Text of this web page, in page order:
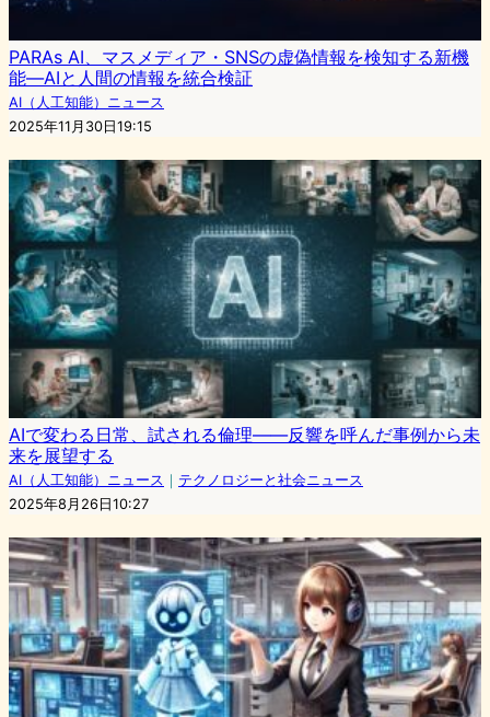
PARAs AI、マスメディア・SNSの虚偽情報を検知する新機
能―AIと人間の情報を統合検証
AI（人工知能）ニュース
2025年11月30日19:15
AIで変わる日常、試される倫理――反響を呼んだ事例から未
来を展望する
AI（人工知能）ニュース ｜ テクノロジーと社会ニュース
2025年8月26日10:27